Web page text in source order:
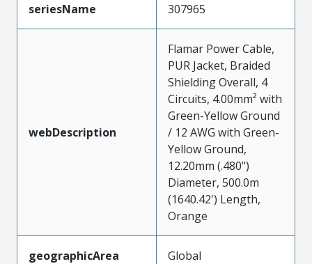
seriesName 307965
webDescription
Flamar Power Cable,
PUR Jacket, Braided
Shielding Overall, 4
Circuits, 4.00mm² with
Green-Yellow Ground
/ 12 AWG with Green-
Yellow Ground,
12.20mm (.480")
Diameter, 500.0m
(1640.42') Length,
Orange
geographicArea Global